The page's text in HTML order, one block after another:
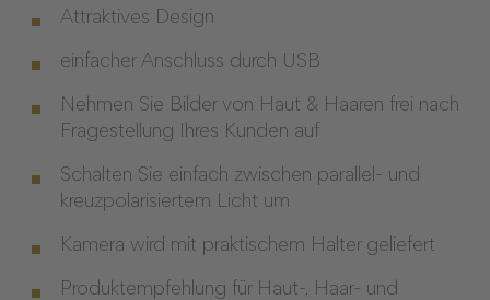
Attraktives Design
einfacher Anschluss durch USB
Nehmen Sie Bilder von Haut & Haaren frei nach
Fragestellung Ihres Kunden auf
Schalten Sie einfach zwischen parallel- und
kreuzpolarisiertem Licht um
Kamera wird mit praktischem Halter geliefert
Produktempfehlung für Haut-, Haar- und